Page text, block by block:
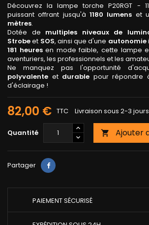
Découvrez la lampe torche P20RGT -
puissant offrant jusqu'à 1180 lumens et
mètres.
Dotée de multiples niveaux de
Strobeet SOS, ainsi que d'une autonomie
181 heuresen mode faible, cette lampe
aventuriers, les professionnels et les
Ne manquez pas l'opportunité
polyvalente et durable pour répondre
d'éclairage !
82,00 € TTC Livraison sous 2-3 jours
Quantité  Ajouter
Partager
PAIEMENT SÉCURISÉ